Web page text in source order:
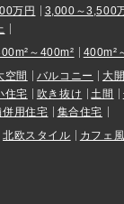
万円 3,000～3,500
～400m²
400m²
空間
バルコニー 大
住宅
吹き抜け 土間
併用住宅
集合住宅
北欧スタイル
カフェ風